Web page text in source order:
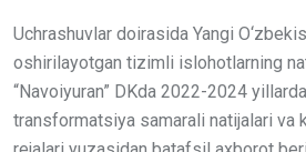
Uchrashuvlar doirasida Yangi
oshirilayotgan tizimli islohotlarning
“Navoiyuran” DKda 2022-2024
transformatsiya samarali natijalari va